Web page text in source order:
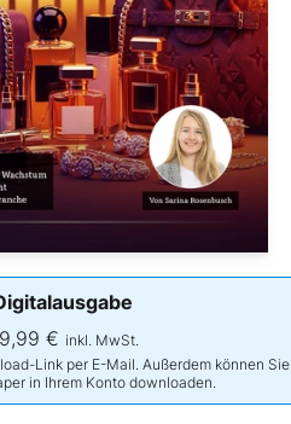
€ inkl. MwSt.
Link per E-Mail. Außerdem können Sie
in Ihrem Konto downloaden.